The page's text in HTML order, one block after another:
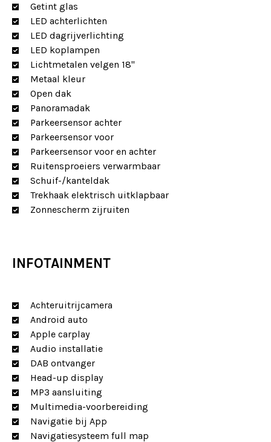
Getint glas
LED achterlichten
LED dagrijverlichting
LED koplampen
Lichtmetalen velgen 18"
Metaal kleur
Open dak
Panoramadak
Parkeersensor achter
Parkeersensor voor
Parkeersensor voor en achter
Ruitensproeiers verwarmbaar
Schuif-/kanteldak
Trekhaak elektrisch uitklapbaar
Zonnescherm zijruiten
INFOTAINMENT
Achteruitrijcamera
Android auto
Apple carplay
Audio installatie
DAB ontvanger
Head-up display
MP3 aansluiting
Multimedia-voorbereiding
Navigatie bij App
Navigatiesysteem full map